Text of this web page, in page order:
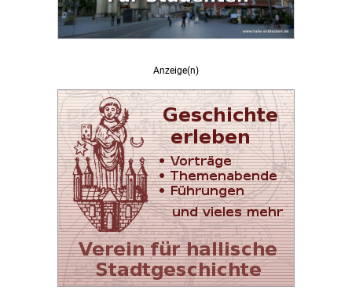
Anzeige(n)